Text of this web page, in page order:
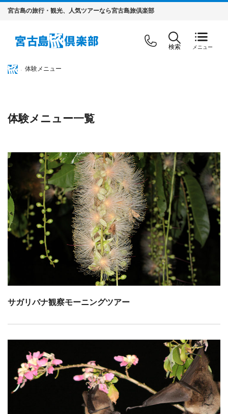
宮古島の旅行・観光、人気ツアーなら宮古島旅倶楽部
検索
体験メニュー
体験メニュー一覧
サガリバナ観察モーニングツアー